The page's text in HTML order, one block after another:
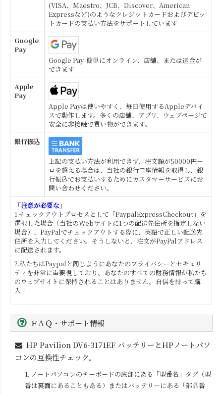
(VISA、Maestro、JCB、Discover、American
Expressなど)のようなクレジットカードおよびデビッ
トカードの支払い方法をサポートしています
Google
Pay
Google Pay-簡単にオンライン、店舗、または送金が
できます
Apple
Pay
Apple Payは使いやすく、毎日使用するAppleデバイ
スで動作します。多くの店舗、アプリ、ウェブページで
安全に非接触で買い物ができます。
銀行振込
上記の支払い方法が利用できず、注文額が50000円ー
ロを超える場合は、当社の銀行口座情報を取得し、銀
行振込でお支払いするためにカスタマーサービスにお
問い合わせください。
「注意が必要な」
1.チェックアウトプロセスとして「PaypalExpressCheckout」を
選択した場合（当社のWebサイトに1つの配送先住所を指定しない
場合）、PayPalでチェックアウトする際に、英語で正しい配送先
住所を入力してください。そうしないと、注文がPayPalアドレス
に配送されます。
2.私たちはPaypalと同じようにあなたのプライバシーとセキュリ
ティを非常に重要視しており、あなたのすべての財務情報が私たち
のウェブサイトに保持されることはありません。自信を持って購
入！
ＦＡＱ・サポート情報
HP Pavilion DV6-3171EFバッテリーとHPノートパソ
コンの互換性チェック。
1. ノートパソコンのキーボードの底部にある「型番名」タグ（型
番は裏面にあることもある）またはバッテリーにある「部品番